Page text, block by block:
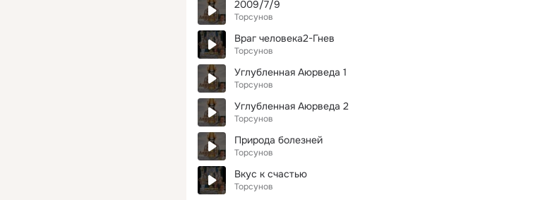
2009/7/9
Торсунов
Враг человека2-Гнев
Торсунов
Углубленная Аюрведа 1
Торсунов
Углубленная Аюрведа 2
Торсунов
Природа болезней
Торсунов
Вкус к счастью
Торсунов